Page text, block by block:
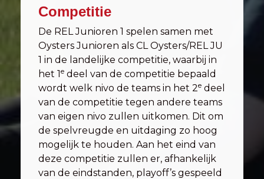
Competitie
De REL Junioren 1 spelen samen met
Oysters Junioren als CL Oysters/REL JU
1 in de landelijke competitie, waarbij in
het 1e deel van de competitie bepaald
wordt welk nivo de teams in het 2e deel
van de competitie tegen andere teams
van eigen nivo zullen uitkomen. Dit om
de spelvreugde en uitdaging zo hoog
mogelijk te houden. Aan het eind van
deze competitie zullen er, afhankelijk
van de eindstanden, playoff’s gespeeld